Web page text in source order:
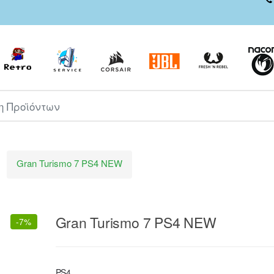
Gran Turismo 7 PS4 NEW
-7% Gran Turismo 7 PS4 NEW